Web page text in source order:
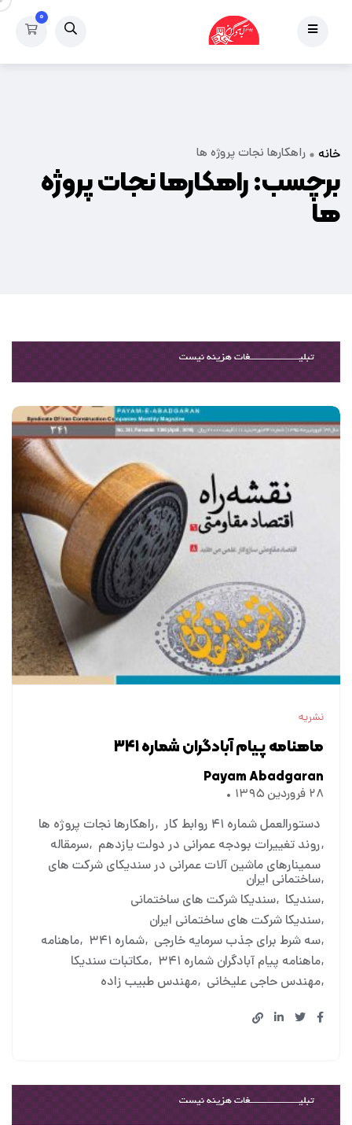
۰
خانه راهکارها نجات پروژه ها
برچسب:راهکارها نجات پروژه
ها
نشریه
ماهنامه پیام آبادگران شماره ۳۴۱
Payam Abadgaran
۲۸ فروردین ۱۳۹۵
دستورالعمل شماره ۴۱ روابط کار
راهکارها نجات پروژه ها
روند تغییرات بودجه عمرانی در دولت یازدهم سرمقاله
سمینارهای ماشین آلات عمرانی در سندیکای شرکت های
ساختمانی ایران
سندیکا سندیکا شرکت های ساختمانی
سندیکا شرکت های ساختمانی ایران
سه شرط برای جذب سرمایه خارجی شماره ۳۴۱
ماهنامه
ماهنامه پیام آبادگران شماره ۳۴۱
مکاتبات سندیکا
مهندس حاجی علیخانی مهندس طبیب زاده